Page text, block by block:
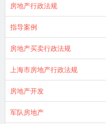
房地产行政法规
指导案例
房地产买卖行政法规
上海市房地产行政法规
房地产开发
军队房地产